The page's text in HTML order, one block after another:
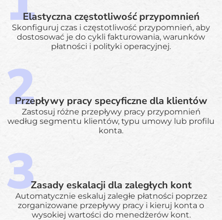
Elastyczna częstotliwość przypomnień
Skonfiguruj czas i częstotliwość przypomnień, aby
dostosować je do cykli fakturowania, warunków
płatności i polityki operacyjnej.
Przepływy pracy specyficzne dla klientów
Zastosuj różne przepływy pracy przypomnień
według segmentu klientów, typu umowy lub profilu
konta.
Zasady eskalacji dla zaległych kont
Automatycznie eskaluj zaległe płatności poprzez
zorganizowane przepływy pracy i kieruj konta o
wysokiej wartości do menedżerów kont.